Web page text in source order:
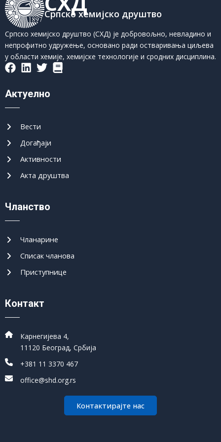
Српско хемијско друштво
Српско хемијско друштво (СХД) је добровољно, невладино и
непрофитно удружење, основано ради остваривања циљева
у области хемије, хемијске технологије и сродних дисциплина.
Актуелно
Вести
Догађаји
Активности
Акта друштва
Чланство
Чланарине
Списак чланова
Приступнице
Контакт
Карнегијева 4,
11120 Београд, Србија
+381 11 3370 467
office@shd.org.rs
Контактирајте нас